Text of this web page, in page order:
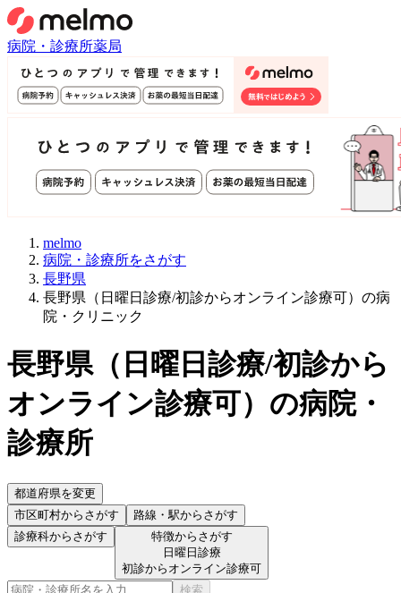
病院・診療所薬局
melmo
病院・診療所をさがす
長野県
長野県（日曜日診療/初診からオンライン診療可）の病
院・クリニック
長野県（ 日曜日診療/初診から
オンライン診療可） の病院・
診療所
都道府県を変更
市区町村からさがす 路線・駅からさがす
診療科からさがす
特徴からさがす
日曜日診療
初診からオンライン診療可
検索